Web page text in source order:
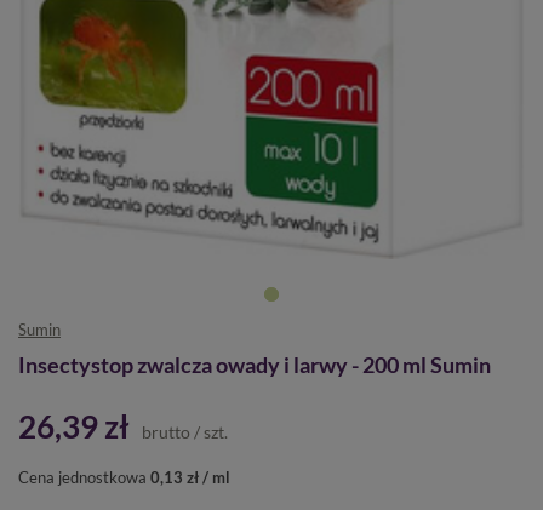
Sumin
Insectystop zwalcza owady i larwy - 200 ml Sumin
26,39 zł brutto / szt.
Cena jednostkowa 0,13 zł / ml